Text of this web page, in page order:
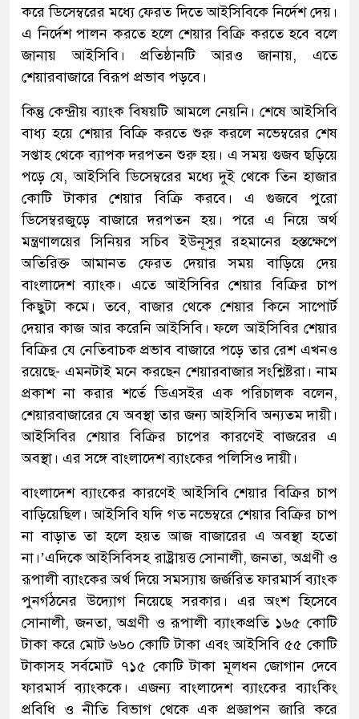
করে ডিসেম্বরের মধ্যে ফেরত দিতে আইসিবিকে নির্দেশ দেয়।
এ নির্দেশ পালন করতে হলে শেয়ার বিক্রি করতে হবে বলে
জানায় আইসিবি। প্রতিষ্ঠানটি আরও জানায়, এতে
শেয়ারবাজারে বিরূপ প্রভাব পড়বে।
কিন্তু কেন্দ্রীয় ব্যাংক বিষয়টি আমলে নেয়নি। শেষে আইসিবি
বাধ্য হয়ে শেয়ার বিক্রি করতে শুরু করলে নভেম্বরের শেষ
সপ্তাহ থেকে ব্যাপক দরপতন শুরু হয়। এ সময় গুজব ছড়িয়ে
পড়ে যে, আইসিবি ডিসেম্বরের মধ্যে দুই থেকে তিন হাজার
কোটি টাকার শেয়ার বিক্রি করবে। এ গুজবে পুরো
ডিসেম্বরজুড়ে বাজারে দরপতন হয়। পরে এ নিয়ে অর্থ
মন্ত্রণালয়ের সিনিয়র সচিব ইউনূসুর রহমানের হস্তক্ষেপে
অতিরিক্ত আমানত ফেরত দেয়ার সময় বাড়িয়ে দেয়
বাংলাদেশ ব্যাংক। এতে আইসিবির শেয়ার বিক্রির চাপ
কিছুটা কমে। তবে, বাজার থেকে শেয়ার কিনে সাপোর্ট
দেয়ার কাজ আর করেনি আইসিবি। ফলে আইসিবির শেয়ার
বিক্রির যে নেতিবাচক প্রভাব বাজারে পড়ে তার রেশ এখনও
রয়েছে- এমনটাই মনে করছেন শেয়ারবাজার সংশ্লিষ্টরা। নাম
প্রকাশ না করার শর্তে ডিএসইর এক পরিচালক বলেন,
শেয়ারবাজারের যে অবস্থা তার জন্য আইসিবি অন্যতম দায়ী।
আইসিবির শেয়ার বিক্রির চাপের কারণেই বাজরের এ
অবস্থা। এর সঙ্গে বাংলাদেশ ব্যাংকের পলিসিও দায়ী।
বাংলাদেশ ব্যাংকের কারণেই আইসিবি শেয়ার বিক্রির চাপ
বাড়িয়েছিল। আইসিবি যদি গত নভেম্বরে শেয়ার বিক্রির চাপ
না বাড়াত তা হলে হয়ত আজ বাজারের এ অবস্থা হতো
না।’এদিকে আইসিবিসহ রাষ্ট্রায়ত্ত সোনালী, জনতা, অগ্রণী ও
রূপালী ব্যাংকের অর্থ দিয়ে সমস্যায় জর্জরিত ফারমার্স ব্যাংক
পুনর্গঠনের উদ্যোগ নিয়েছে সরকার। এর অংশ হিসেবে
সোনালী, জনতা, অগ্রণী ও রূপালী ব্যাংকপ্রতি ১৬৫ কোটি
টাকা করে মোট ৬৬০ কোটি টাকা এবং আইসিবি ৫৫ কোটি
টাকাসহ সর্বমোট ৭১৫ কোটি টাকা মূলধন জোগান দেবে
ফারমার্স ব্যাংককে। এজন্য বাংলাদেশ ব্যাংকের ব্যাংকিং
প্রবিধি ও নীতি বিভাগ থেকে এক প্রজ্ঞাপন জারি করে